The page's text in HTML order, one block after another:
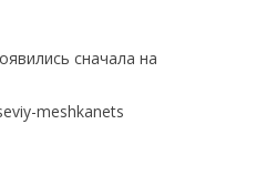
сначала на
meshkanets